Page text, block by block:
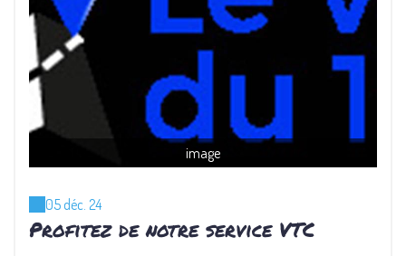
image
05 déc. 24
Profitez de notre service VTC